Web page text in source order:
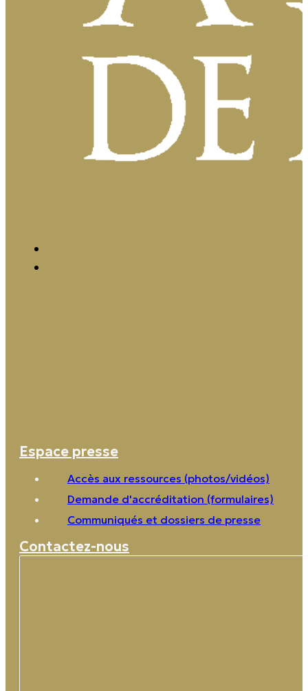
Espace presse
Accès aux ressources (photos/vidéos)
Demande d'accréditation (formulaires)
Communiqués et dossiers de presse
Contactez-nous